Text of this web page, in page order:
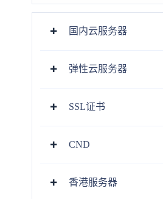
国内云服务器
弹性云服务器
SSL证书
CND
香港服务器